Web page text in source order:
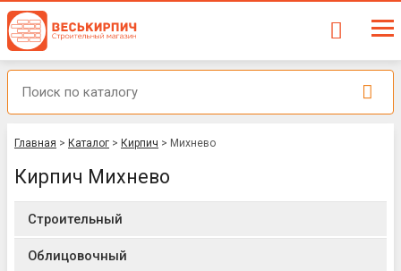
Главная > Каталог > Кирпич > Михнево
Кирпич Михнево
Строительный
Облицовочный